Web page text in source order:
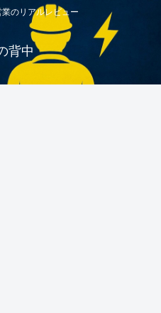
のリアルレビュー
背中